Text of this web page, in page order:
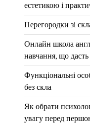
естетикою і
Перегородки зі
Онлайн школа
навчання, що дасть
Функціональні
без скла
Як обрати
увагу перед